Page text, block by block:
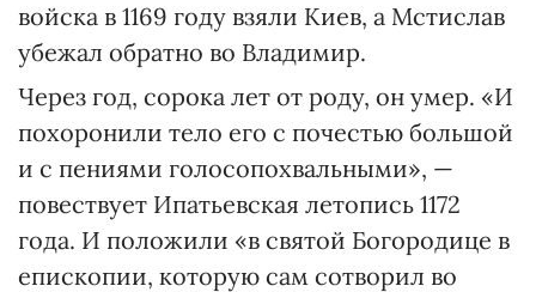
войска в 1169 году взяли Киев, а Мстислав
убежал обратно во Владимир.
Через год, сорока лет от роду, он умер. «И
похоронили тело его с почестью большой
и с пениями голосопохвальными», —
повествует Ипатьевская летопись 1172
года. И положили «в святой Богородице в
епископии, которую сам сотворил во